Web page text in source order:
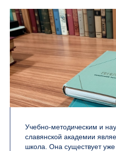
Учебно-методическим и
славянской академии
школа. Она существует уже